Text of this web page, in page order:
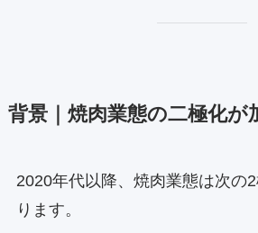
背景｜焼肉業態の二極化が
2020年代以降、焼肉業態は次の
ります。